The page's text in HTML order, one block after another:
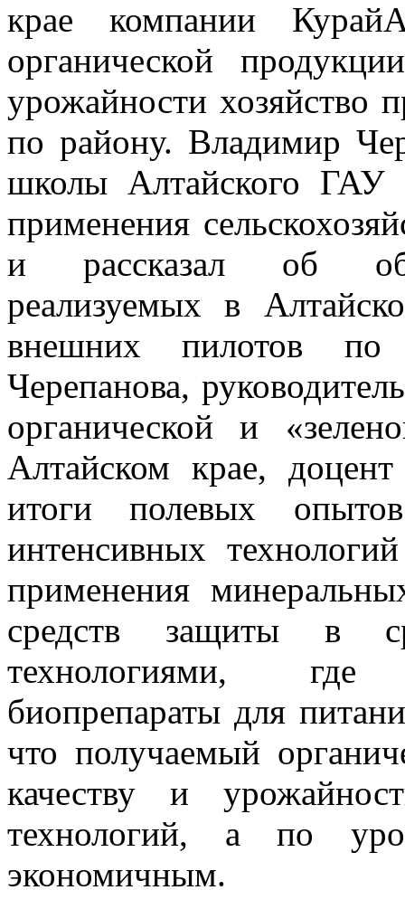
крае компании
органической
урожайности хозяйство
по району. Владимир
школы Алтайского ГАУ
применения
и рассказал об
реализуемых в
внешних пилотов
Черепанова,
органической и
Алтайском крае,
итоги полевых
интенсивных
применения
средств защиты в
технологиями, где
биопрепараты для
что получаемый
качеству и
технологий, а по
экономичным.